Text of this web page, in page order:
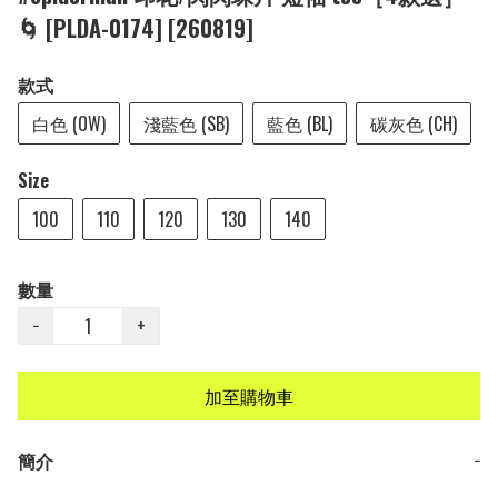
🌀 [PLDA-0174] [260819]
款式
白色 (OW)
淺藍色 (SB) 藍色 (BL) 碳灰色 (CH)
Size
100
110 120 130 140
數量
−
+
加至購物車
簡介
−